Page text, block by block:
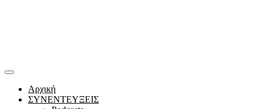
Αρχική
ΣΥΝΕΝΤΕΥΞΕΙΣ